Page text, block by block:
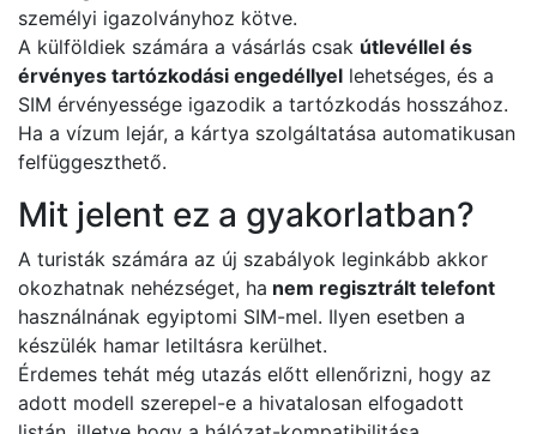
személyi igazolványhoz kötve.
A külföldiek számára a vásárlás csak útlevéllel és
érvényes tartózkodási engedéllyel lehetséges, és a
SIM érvényessége igazodik a tartózkodás hosszához.
Ha a vízum lejár, a kártya szolgáltatása automatikusan
felfüggeszthető.
Mit jelent ez a gyakorlatban?
A turisták számára az új szabályok leginkább akkor
okozhatnak nehézséget, ha nem regisztrált telefont
használnának egyiptomi SIM-mel. Ilyen esetben a
készülék hamar letiltásra kerülhet.
Érdemes tehát még utazás előtt ellenőrizni, hogy az
adott modell szerepel-e a hivatalosan elfogadott